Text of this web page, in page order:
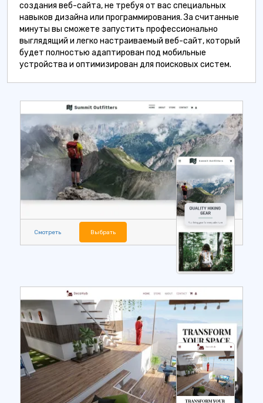
создания веб-сайта, не требуя от вас специальных
навыков дизайна или программирования. За считанные
минуты вы сможете запустить профессионально
выглядящий и легко настраиваемый веб-сайт, который
будет полностью адаптирован под мобильные
устройства и оптимизирован для поисковых систем.
Смотреть Выбрать